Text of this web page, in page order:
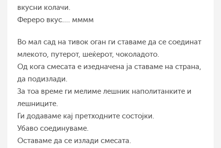
вкусни колачи.
Фереро вкус.... мммм
Во мал сад на тивок оган ги ставаме да се соединат
млекото, путерот, шеќерот, чоколадото.
Од кога смесата е изедначена ја ставаме на страна,
да подизлади.
За тоа време ги мелиме лешник наполитанките и
лешниците.
Ги додаваме кај претходните состојки.
Убаво соединуваме.
Оставаме да се излади смесата.